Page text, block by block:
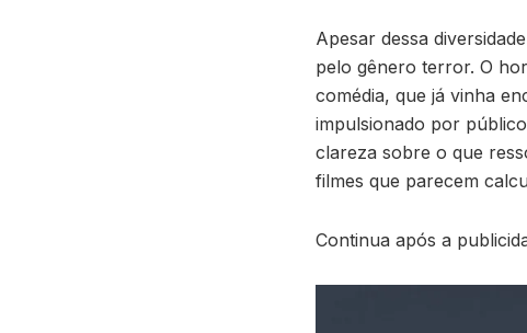
Apesar dessa
pelo gênero terror. O
comédia, que já vinha
impulsionado por
clareza sobre o que
filmes que parecem
Continua após a